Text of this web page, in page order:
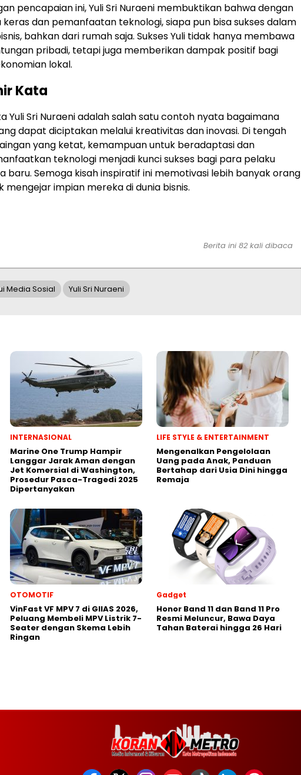
pencapaian ini, Yuli Sri Nuraeni membuktikan bahwa dengan
keras dan pemanfaatan teknologi, siapa pun bisa sukses dalam
bahkan dari rumah saja. Sukses Yuli tidak hanya membawa
pribadi, tetapi juga memberikan dampak positif bagi
lokal.
Kata
Yuli Sri Nuraeni adalah salah satu contoh nyata bagaimana
dapat diciptakan melalui kreativitas dan inovasi. Di tengah
yang ketat, kemampuan untuk beradaptasi dan
teknologi menjadi kunci sukses bagi para pelaku
baru. Semoga kisah inspiratif ini memotivasi lebih banyak orang
mengejar impian mereka di dunia bisnis.
Berita ini 82 kali dibaca
Media Sosial Yuli Sri Nuraeni
INTERNASIONAL
Marine One Trump Hampir
Langgar Jarak Aman dengan
Jet Komersial di Washington,
Prosedur Pasca-Tragedi 2025
Dipertanyakan
LIFE STYLE & ENTERTAINMENT
Mengenalkan Pengelolaan
Uang pada Anak, Panduan
Bertahap dari Usia Dini hingga
Remaja
OTOMOTIF
VinFast VF MPV 7 di GIIAS 2026,
Peluang Membeli MPV Listrik 7-
Seater dengan Skema Lebih
Ringan
Gadget
Honor Band 11 dan Band 11 Pro
Resmi Meluncur, Bawa Daya
Tahan Baterai hingga 26 Hari